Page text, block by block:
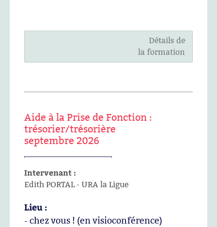
Détails de
la formation
Aide à la Prise de Fonction :
trésorier/trésorière
septembre 2026
Intervenant :
Edith PORTAL - URA la Ligue
Lieu :
- chez vous ! (en visioconférence)